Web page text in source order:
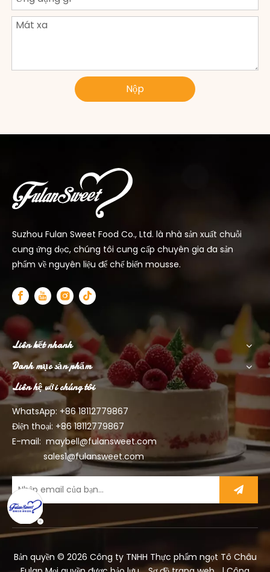
Nộp
Suzhou Fulan Sweet Food Co., Ltd. là nhà sản xuất chuỗi
cung ứng dọc, chúng tôi cung cấp chuyên gia đa sản
phẩm về nguyên liệu để chế biến mousse.
Liên kết nhanh
Danh mục sản phẩm
Liên hệ với chúng tôi
WhatsApp: +8618112779867
Điện thoại: +86 18112779867
E-mail: maybell@fulansweet.com
sales1@fulansweet.com
Bản quyền © 2026 Công ty TNHH Thực phẩm ngọt Tô Châu